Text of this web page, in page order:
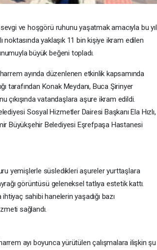
ve hoşgörü ruhunu yaşatmak amacıyla bu yıl
noktasında yaklaşık 11 bin kişiye ikram edilen
büyük beğeni topladı.
ayında düzenlenen etkinlik kapsamında
tarafından Konak Meydanı, Buca Şirinyer
çıkışında vatandaşlara aşure ikram edildi.
Sosyal Hizmetler Dairesi Başkanı Ela Hızlı,
Büyükşehir Belediyesi Eşrefpaşa Hastanesi
yemişlerle süsledikleri aşureler yurttaşlara
görüntüsü geleneksel tatlıya estetik kattı.
sahibi hanelerin yaşadığı bazı
sağlandı.
ayı boyunca yürütülen çalışmalara ilişkin şu